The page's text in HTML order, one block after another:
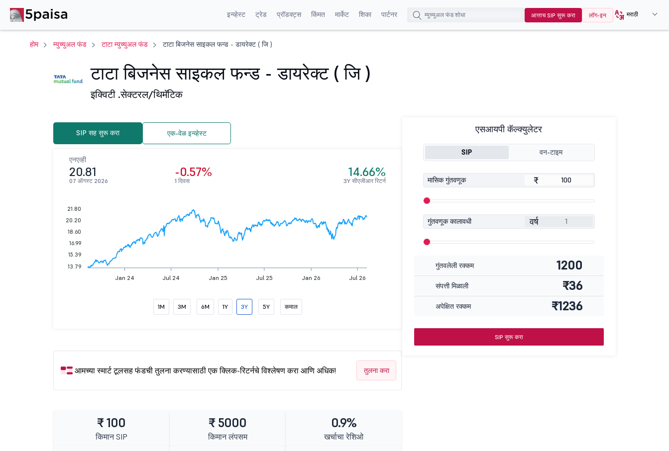
इन्व्हेस्ट ट्रेड प्रॉडक्ट्स किंमत मार्केट शिका पार्टनर आत्ताच SIP सुरू करा लॉग-इन मराठी
होम म्युच्युअल फंड टाटा म्युच्युअल फंड टाटा बिजनेस साइकल फन्ड - डायरेक्ट ( जि )
टाटा बिजनेस साइकल फन्ड - डायरेक्ट ( जि )
इक्विटी .सेक्टरल/थिमॅटिक
SIP सह सुरू करा एक-वेळ इन्व्हेस्ट
एनएव्ही
20.81
07 ऑगस्ट 2026
-0.57%
1 दिवस
14.66%
3Y सीएजीआर रिटर्न
Jan 24 Jul 24 Jan 25 Jul 25 Jan 26 Jul 26
21.80
20.20
18.60
16.99
15.39
13.79
1M 3M 6M 1Y 3Y 5Y कमाल
आमच्या स्मार्ट टूलसह फंडची तुलना करण्यासाठी एक क्लिक-रिटर्नचे विश्लेषण करा आणि अधिक! तुलना करा
₹ 100
किमान SIP
₹ 5000
किमान लंपसम
0.9%
खर्चाचा रेशिओ
एसआयपी कॅल्क्युलेटर
SIP वन-टाइम
मासिक गुंतवणूक ₹
गुंतवणूक कालावधी वर्ष
गुंतवलेली रक्कम 1200
संपत्ती मिळाली ₹36
अपेक्षित रक्कम ₹1236
SIP सुरू करा